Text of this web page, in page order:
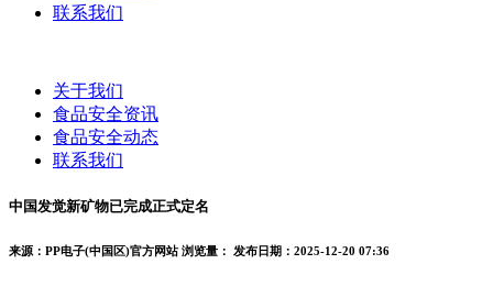
联系我们
关于我们
食品安全资讯
食品安全动态
联系我们
中国发觉新矿物已完成正式定名
来源：PP电子(中国区)官方网站 浏览量： 发布日期：2025-12-20 07:36